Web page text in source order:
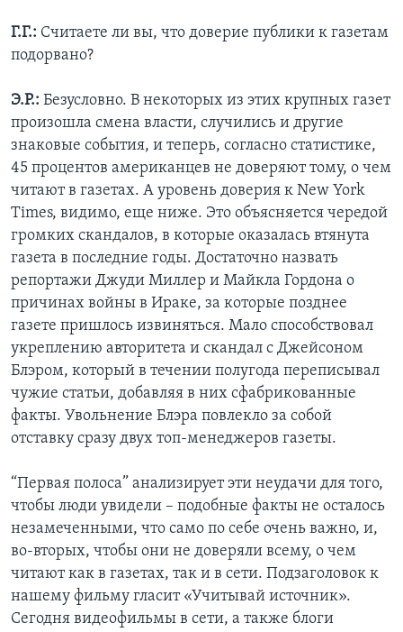
Г.Г.: Считаете ли вы, что доверие публики к газетам
подорвано?
Э.Р.: Безусловно. В некоторых из этих крупных газет
произошла смена власти, случились и другие
знаковые события, и теперь, согласно статистике,
45 процентов американцев не доверяют тому, о чем
читают в газетах. А уровень доверия к New York
Times, видимо, еще ниже. Это объясняется чередой
громких скандалов, в которые оказалась втянута
газета в последние годы. Достаточно назвать
репортажи Джуди Миллер и Майкла Гордона о
причинах войны в Ираке, за которые позднее
газете пришлось извиняться. Мало способствовал
укреплению авторитета и скандал с Джейсоном
Блэром, который в течении полугода переписывал
чужие статьи, добавляя в них сфабрикованные
факты. Увольнение Блэра повлекло за собой
отставку сразу двух топ-менеджеров газеты.
“Первая полоса” анализирует эти неудачи для того,
чтобы люди увидели – подобные факты не осталось
незамеченными, что само по себе очень важно, и,
во-вторых, чтобы они не доверяли всему, о чем
читают как в газетах, так и в сети. Подзаголовок к
нашему фильму гласит «Учитывай источник».
Сегодня видеофильмы в сети, а также блоги